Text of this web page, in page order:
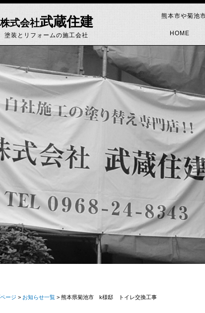
HOME
塗装とリフォームの施工会社
株式会社武蔵住建 熊本市や菊池
ージ > お知らせ一覧 > 熊本県菊池市 k様邸 トイレ交換工事